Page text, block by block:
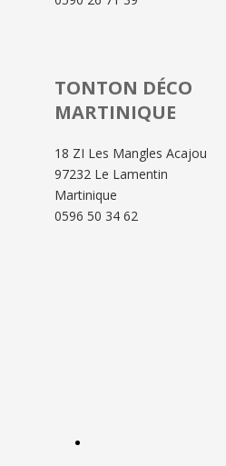
TONTON DÉCO
MARTINIQUE
18 ZI Les Mangles Acajou
97232 Le Lamentin
Martinique
0596 50 34 62